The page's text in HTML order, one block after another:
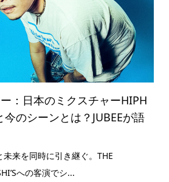
：日本のミクスチャーHIPH
今のシーンとは？JUBEEが語
未来を同時に引き継ぐ。THE
への客演でシ...